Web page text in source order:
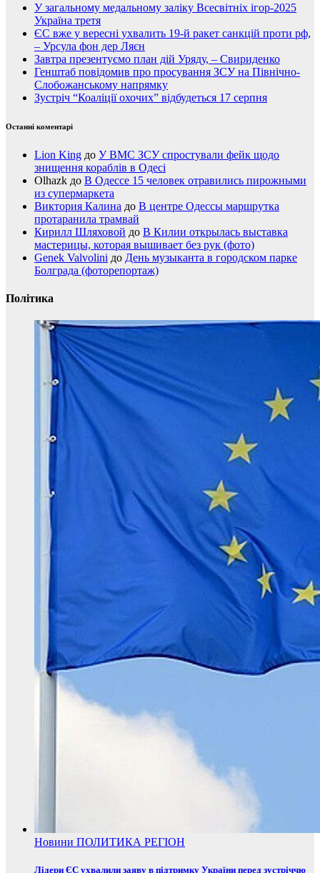
У загальному медальному заліку Всесвітніх ігор-2025
Україна третя
ЄС вже у вересні ухвалить 19-й ракет санкцій проти рф,
– Урсула фон дер Ляєн
Завтра презентуємо план дій Уряду, – Свириденко
Генштаб повідомив про просування ЗСУ на Північно-
Слобожанському напрямку
Зустріч “Коаліції охочих” відбудеться 17 серпня
Останні коментарі
Lion King до У ВМС ЗСУ спростували фейк щодо
знищення кораблів в Одесі
Olhazk до В Одессе 15 человек отравились пирожными
из супермаркета
Виктория Калина до В центре Одессы маршрутка
протаранила трамвай
Кирилл Шляховой до В Килии открылась выставка
мастерицы, которая вышивает без рук (фото)
Genek Valvolini до День музыканта в городском парке
Болграда (фоторепортаж)
Політика
Новини ПОЛИТИКА РЕГІОН
Лідери ЄС ухвалили заяву в підтримку України перед зустріччю